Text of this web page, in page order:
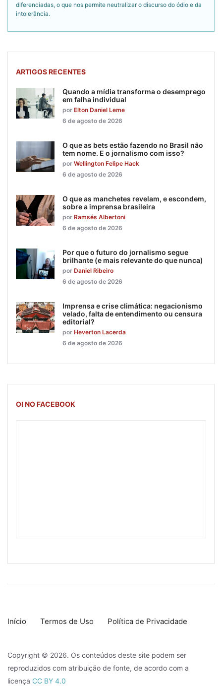
diferenciadas, o que nos permite neutralizar o discurso do ódio e da
intolerância.
ARTIGOS RECENTES
Quando a mídia transforma o desemprego
em falha individual
por Elton Daniel Leme
6 de agosto de 2026
O que as bets estão fazendo no Brasil não
tem nome. E o jornalismo com isso?
por Wellington Felipe Hack
6 de agosto de 2026
O que as manchetes revelam, e escondem,
sobre a imprensa brasileira
por Ramsés Albertoni
6 de agosto de 2026
Por que o futuro do jornalismo segue
brilhante (e mais relevante do que nunca)
por Daniel Ribeiro
6 de agosto de 2026
Imprensa e crise climática: negacionismo
velado, falta de entendimento ou censura
editorial?
por Heverton Lacerda
6 de agosto de 2026
OI NO FACEBOOK
Início Termos de Uso Política de Privacidade
Copyright © 2026. Os conteúdos deste site podem ser
reproduzidos com atribuição de fonte, de acordo com a
licença CC BY 4.0